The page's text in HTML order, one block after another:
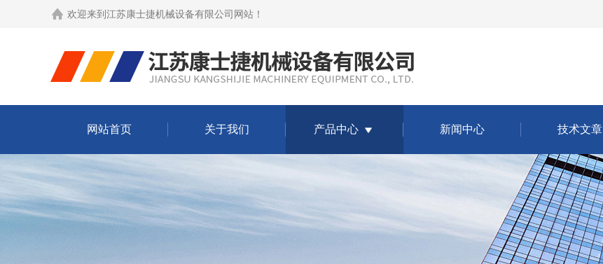
欢迎来到 江苏康士捷机械设备有限公司网站 ！
网站首页 关于我们 产品中心 新闻中心 技术文章